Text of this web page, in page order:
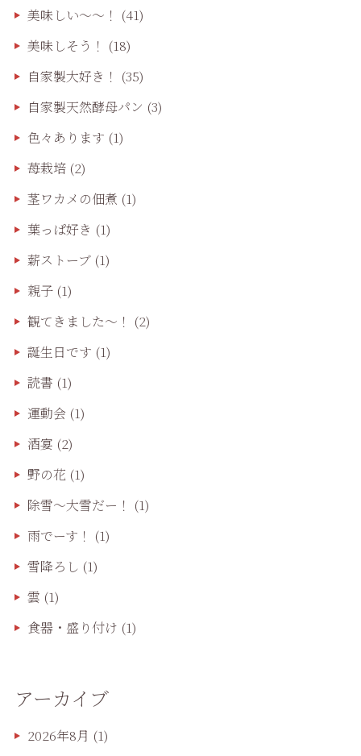
美味しい〜〜！ (41)
美味しそう！ (18)
自家製大好き！ (35)
自家製天然酵母パン (3)
色々あります (1)
苺栽培(2)
茎ワカメの佃煮 (1)
葉っぱ好き (1)
薪ストーブ(1)
親子(1)
観てきました〜！ (2)
誕生日です (1)
読書 (1)
運動会(1)
酒宴 (2)
野の花 (1)
除雪〜大雪だー！ (1)
雨でーす！ (1)
雪降ろし (1)
雲 (1)
食器・盛り付け (1)
アーカイブ
2026年8月 (1)